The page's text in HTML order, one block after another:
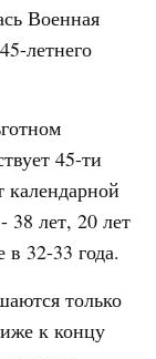
Военная
летнего
45-ти
38 лет, 20 лет
в 32-33 года.
только
к концу